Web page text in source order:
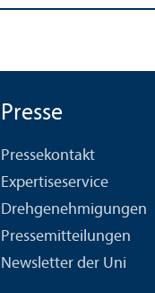
Presse
Pressekontakt
Expertiseservice
Drehgenehmigungen
Pressemitteilungen
Newsletter der Uni